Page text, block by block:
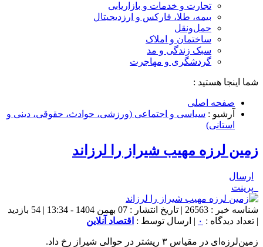
تجارت و خدمات و بازاریابی
بیمه، طلا، فارکس و ارزدیجیتال
حمل‌و‌نقل
ساختمان و املاک
سبک زندگی و مد
گردشگری و مهاجرت
شما اینجا هستید :
صفحه اصلی
آرشیو : سیاسی و اجتماعی (ورزشی، حوادث، حقوقی، دینی و
استانی)
زمین لرزه مهیب شیراز را لرزاند
ارسال
پرینت
شناسه خبر : 26563 | تاریخ انتشار : 07 بهمن 1404 - 13:34 | 54 بازدید
| تعداد دیدگاه : ۰ | ارسال توسط : اقتصاد آنلاین
زمین‌لرزه‌ای در مقیاس ۳ ریشتر در حوالی شیراز رخ داد.